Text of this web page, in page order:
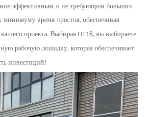
эффективным и не требующим больших
минимуму время простоя, обеспечивая
проекта. Выбирая HT18, вы выбираете
рабочую лошадку, которая обеспечивает
инвестиций!